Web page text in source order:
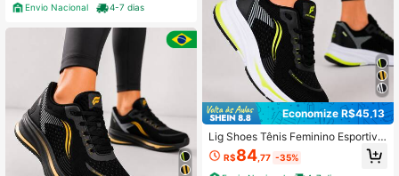
Envio Nacional
4-7 dias
Economize R$45,13
Lig Shoes Tênis Feminino Esportivo
Leve Confortável Respirável para A
cademia Treinos Caminhadas e Qu
R$84,77 -35%